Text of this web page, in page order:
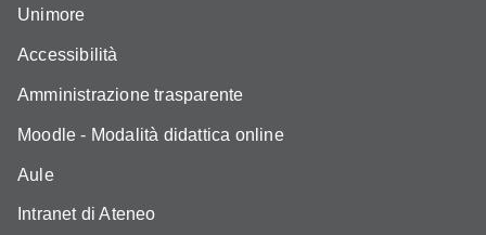
Unimore
Accessibilità
Amministrazione trasparente
Moodle - Modalità didattica online
Aule
Intranet di Ateneo